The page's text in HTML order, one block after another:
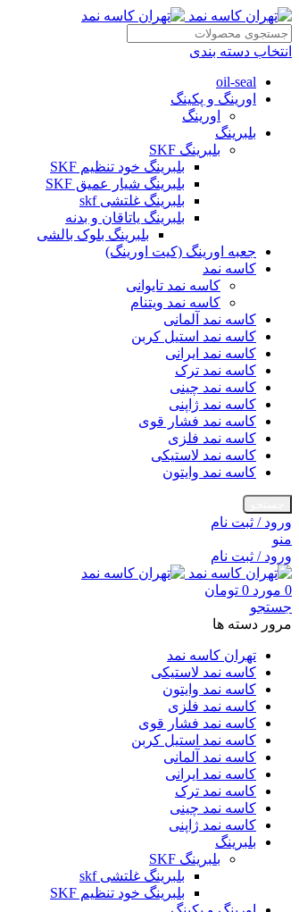
انتخاب دسته بندی
oil-seal
اورینگ و پکینگ
اورینگ
بلبرینگ
بلبرینگ SKF
بلبرینگ خود تنظیم SKF
بلبرینگ شیار عمیق SKF
بلبرینگ غلتشی skf
بلبرینگ یاتاقان و بدنه
بلبرینگ بلوک بالشی
جعبه اورینگ (کیت اورینگ)
کاسه نمد
کاسه نمد تایوانی
کاسه نمد ویتنام
کاسه نمد آلمانی
کاسه نمد استیل کربن
کاسه نمد ایرانی
کاسه نمد ترک
کاسه نمد چینی
کاسه نمد ژاپنی
کاسه نمد فشار قوی
کاسه نمد فلزی
کاسه نمد لاستیکی
کاسه نمد وایتون
ورود / ثبت نام
منو
ورود / ثبت نام
0 مورد 0 تومان
جستجو
مرور دسته ها
تهران کاسه نمد
کاسه نمد لاستیکی
کاسه نمد وایتون
کاسه نمد فلزی
کاسه نمد فشار قوی
کاسه نمد استیل کربن
کاسه نمد آلمانی
کاسه نمد ایرانی
کاسه نمد ترک
کاسه نمد چینی
کاسه نمد ژاپنی
بلبرینگ
بلبرینگ SKF
بلبرینگ غلتشی skf
بلبرینگ خود تنظیم SKF